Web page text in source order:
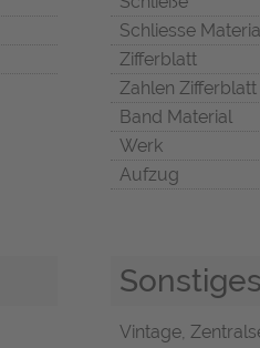
Schliesse
Zifferblatt
Zahlen Zifferblatt
Band Material
Werk
Aufzug
Sonstiges
Vintage,